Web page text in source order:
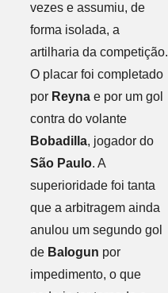
vezes e assumiu, de
forma isolada, a
artilharia da competição.
O placar foi completado
por Reynae por um gol
contra do volante
Bobadilla, jogador do
São Paulo. A
superioridade foi tanta
que a arbitragem ainda
anulou um segundo gol
de Balogun por
impedimento, o que